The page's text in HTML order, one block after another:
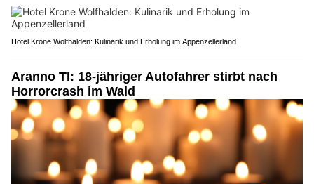
Hotel Krone Wolfhalden: Kulinarik und Erholung im Appenzellerland
Aranno TI: 18-jähriger Autofahrer stirbt nach
Horrorcrash im Wald